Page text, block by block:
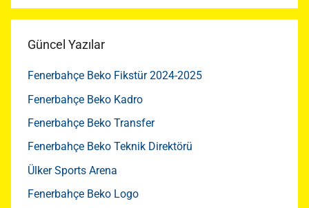
Güncel Yazılar
Fenerbahçe Beko Fikstür 2024-2025
Fenerbahçe Beko Kadro
Fenerbahçe Beko Transfer
Fenerbahçe Beko Teknik Direktörü
Ülker Sports Arena
Fenerbahçe Beko Logo